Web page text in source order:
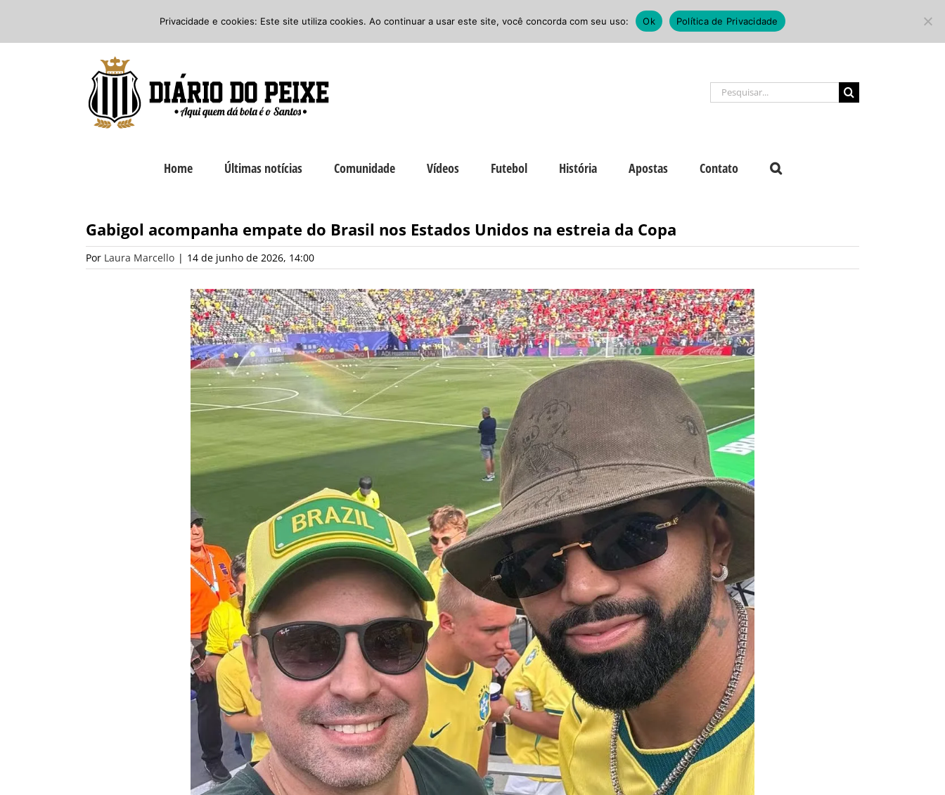
o
Facebook
Instagram
Buscar
resultados
Home Últimas notícias Comunidade Vídeos Futebol História Apostas Contato
Gabigol acompanha empate do Brasil nos Estados Unidos na estreia da Copa
Por Laura Marcello | 14 de junho de 2026, 14:00
Privacidade e cookies: Este site utiliza cookies. Ao continuar a usar este site, você concorda com seu uso: Ok Política de Privacidade